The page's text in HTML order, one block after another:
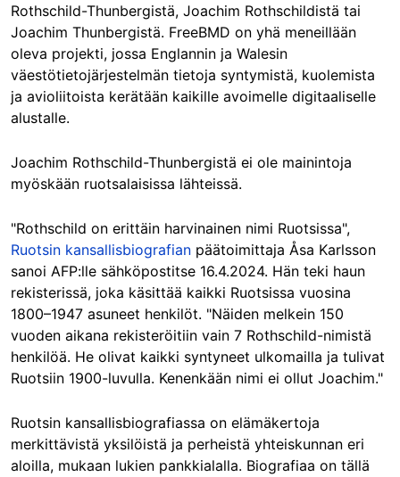
Rothschild-Thunbergistä, Joachim Rothschildistä tai
Joachim Thunbergistä. FreeBMD on yhä meneillään
oleva projekti, jossa Englannin ja Walesin
väestötietojärjestelmän tietoja syntymistä, kuolemista
ja avioliitoista kerätään kaikille avoimelle digitaaliselle
alustalle.
Joachim Rothschild-Thunbergistä ei ole mainintoja
myöskään ruotsalaisissa lähteissä.
"Rothschild on erittäin harvinainen nimi Ruotsissa",
Ruotsin kansallisbiografian päätoimittaja Åsa Karlsson
sanoi AFP:lle sähköpostitse 16.4.2024. Hän teki haun
rekisterissä, joka käsittää kaikki Ruotsissa vuosina
1800–1947 asuneet henkilöt. "Näiden melkein 150
vuoden aikana rekisteröitiin vain 7 Rothschild-nimistä
henkilöä. He olivat kaikki syntyneet ulkomailla ja tulivat
Ruotsiin 1900-luvulla. Kenenkään nimi ei ollut Joachim."
Ruotsin kansallisbiografiassa on elämäkertoja
merkittävistä yksilöistä ja perheistä yhteiskunnan eri
aloilla, mukaan lukien pankkialalla. Biografiaa on tällä